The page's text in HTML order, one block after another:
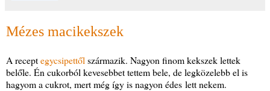
Mézes macikekszek
A receptegycsipettől származik. Nagyon finom kekszek lettek
belőle. Én cukorból kevesebbet tettem bele, de legközelebb el is
hagyom a cukrot, mert még így is nagyon édes lett nekem.